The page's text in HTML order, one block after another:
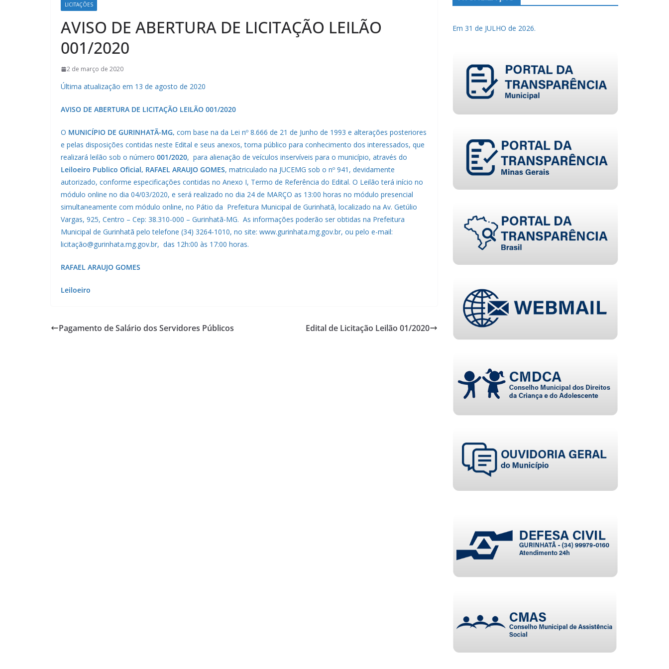
LICITAÇÕES
AVISO DE ABERTURA DE LICITAÇÃO LEILÃO
001/2020
2 de março de 2020
Última atualização em 13 de agosto de 2020
AVISO DE ABERTURA DE LICITAÇÃO LEILÃO 001/2020
O MUNICÍPIO DE GURINHATÃ-MG, com base na da Lei nº 8.666 de 21 de Junho de 1993 e alterações posteriores
e pelas disposições contidas neste Edital e seus anexos, torna público para conhecimento dos interessados, que
realizará leilão sob o número 001/2020, para alienação de veículos inservíveis para o município, através do
Leiloeiro Publico Oficial, RAFAEL ARAUJO GOMES, matriculado na JUCEMG sob o nº 941, devidamente
autorizado, conforme especificações contidas no Anexo I, Termo de Referência do Edital. O Leilão terá início no
módulo online no dia 04/03/2020, e será realizado no dia 24 de MARÇO as 13:00 horas no módulo presencial
simultaneamente com módulo online, no Pátio da Prefeitura Municipal de Gurinhatã, localizado na Av. Getúlio
Vargas, 925, Centro – Cep: 38.310-000 – Gurinhatã-MG. As informações poderão ser obtidas na Prefeitura
Municipal de Gurinhatã pelo telefone (34) 3264-1010, no site: www.gurinhata.mg.gov.br, ou pelo e-mail:
licitação@gurinhata.mg.gov.br, das 12h:00 às 17:00 horas.
RAFAEL ARAUJO GOMES
Leiloeiro
Pagamento de Salário dos Servidores Públicos Edital de Licitação Leilão 01/2020
Em 31 de JULHO de 2026.